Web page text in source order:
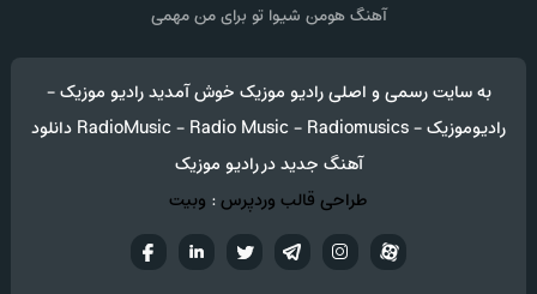
آهنگ هومن شیوا تو برای من مهمی
به سایت رسمی و اصلی رادیو موزیک خوش آمدید رادیو موزیک -
رادیوموزیک - RadioMusic - Radio Music - Radiomusics دانلود
آهنگ جدید در رادیو موزیک
طراحی قالب وردپرس: وبیت
تويترتلگراماینستاگرام آپارات